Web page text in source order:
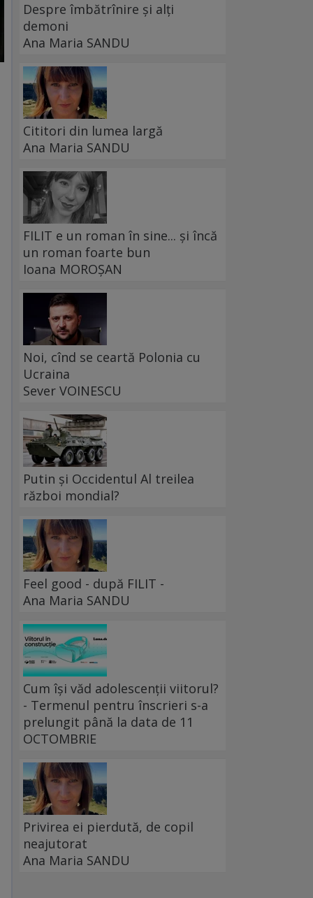
Despre îmbătrînire și alți
demoni
Ana Maria SANDU
Cititori din lumea largă
Ana Maria SANDU
FILIT e un roman în sine... și încă
un roman foarte bun
Ioana MOROȘAN
Noi, cînd se ceartă Polonia cu
Ucraina
Sever VOINESCU
Putin și Occidentul Al treilea
război mondial?
Feel good - după FILIT -
Ana Maria SANDU
Cum își văd adolescenții viitorul?
- Termenul pentru înscrieri s-a
prelungit până la data de 11
OCTOMBRIE
Privirea ei pierdută, de copil
neajutorat
Ana Maria SANDU